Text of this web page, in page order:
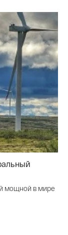
мощной в мире